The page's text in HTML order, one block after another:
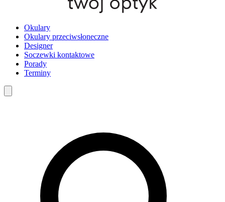
Okulary
Okulary przeciwsłoneczne
Designer
Soczewki kontaktowe
Porady
Terminy